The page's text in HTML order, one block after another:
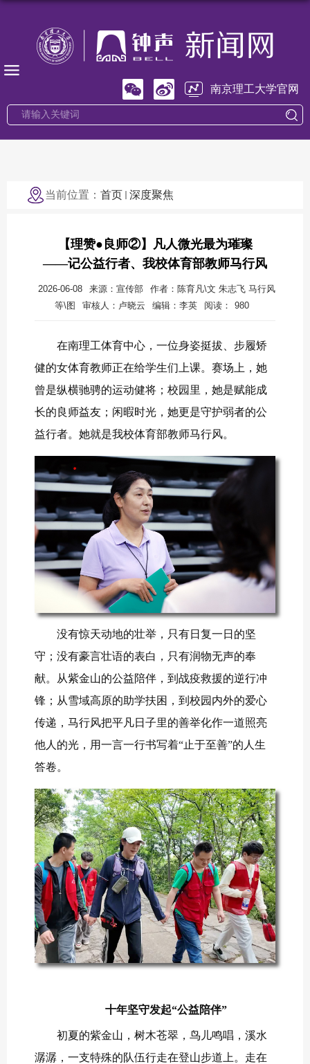
南京理工大学官网
当前位置： 首页 深度聚焦
【理赞●良师②】凡人微光最为璀璨
——记公益行者、我校体育部教师马行风
2026-06-08 来源：宣传部
作者：陈育凡\文 朱志飞 马行风
等\图
审核人：卢晓云 编辑：李英 阅读： 980
在南理工体育中心，一位身姿挺拔、步履矫
健的女体育教师正在给学生们上课。赛场上，她
曾是纵横驰骋的运动健将；校园里，她是赋能成
长的良师益友；闲暇时光，她更是守护弱者的公
益行者。她就是我校体育部教师马行风。
没有惊天动地的壮举，只有日复一日的坚
守；没有豪言壮语的表白，只有润物无声的奉
献。从紫金山的公益陪伴，到战疫救援的逆行冲
锋；从雪域高原的助学扶困，到校园内外的爱心
传递，马行风把平凡日子里的善举化作一道照亮
他人的光，用一言一行书写着“止于至善”的人生
答卷。
十年坚守发起“公益陪伴”
初夏的紫金山，树木苍翠，鸟儿鸣唱，溪水
潺潺，一支特殊的队伍行走在登山步道上。走在